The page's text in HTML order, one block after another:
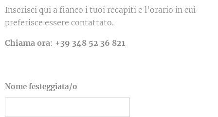
Inserisci qui a fianco i tuoi recapiti e l'orario in cui
preferisce essere contattato.
Chiama ora: +39 348 52 36 821
Nome festeggiata/o